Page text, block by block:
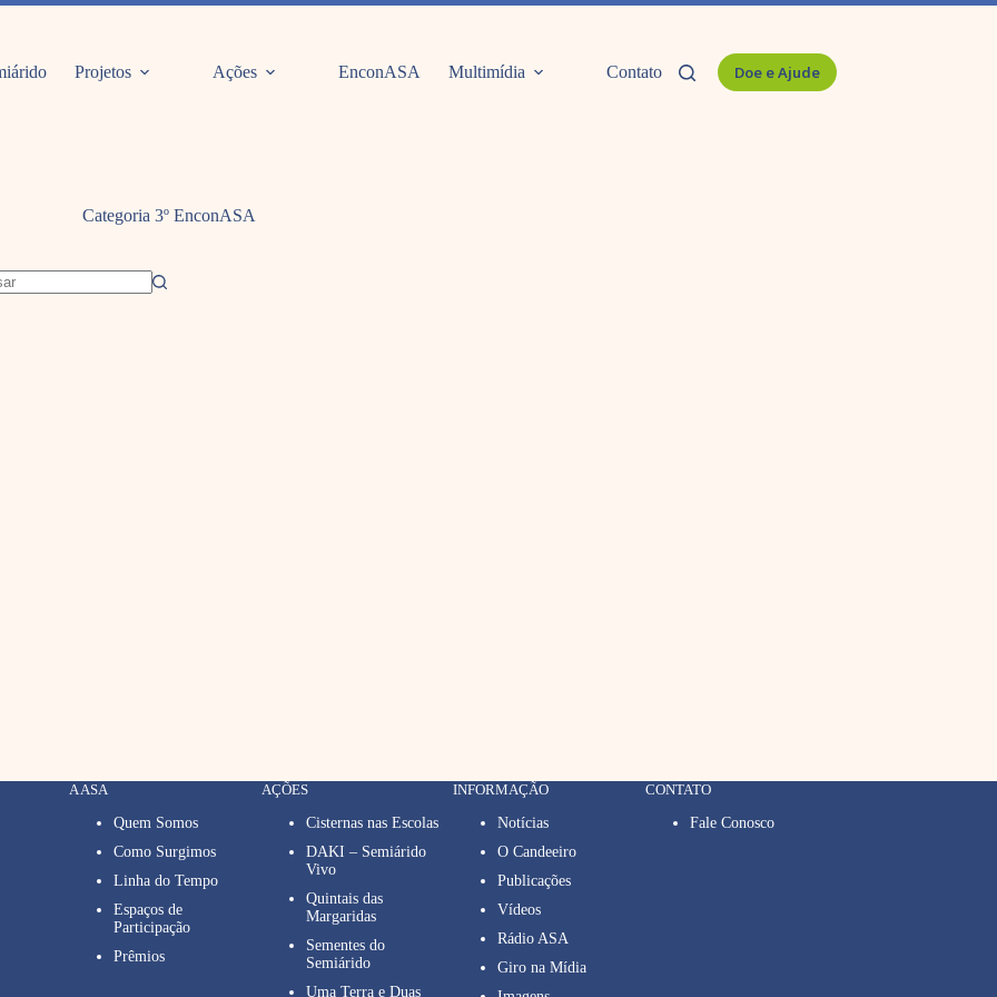
Projetos Ações EnconASA Multimídia Contato Doe e Ajude
Categoria 3º EnconASA
A ASA
Quem Somos
Como Surgimos
Linha do Tempo
Espaços de
Participação
Prêmios
AÇÕES
Cisternas nas Escolas
DAKI – Semiárido
Vivo
Quintais das
Margaridas
Sementes do
Semiárido
Uma Terra e Duas
INFORMAÇÃO
Notícias
O Candeeiro
Publicações
Vídeos
Rádio ASA
Giro na Mídia
CONTATO
Fale Conosco